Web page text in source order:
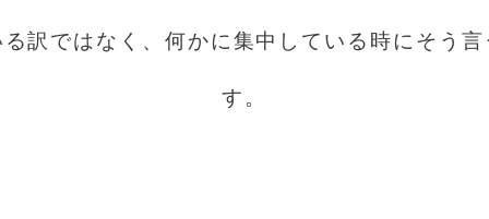
訳ではなく、何かに集中している時にそう
す。